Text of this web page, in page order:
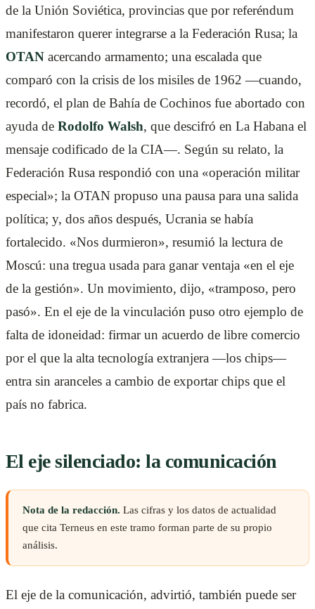
de la Unión Soviética, provincias que por referéndum
manifestaron querer integrarse a la Federación Rusa; la
OTAN acercando armamento; una escalada que
comparó con la crisis de los misiles de 1962 —cuando,
recordó, el plan de Bahía de Cochinos fue abortado con
ayuda de Rodolfo Walsh, que descifró en La Habana el
mensaje codificado de la CIA—. Según su relato, la
Federación Rusa respondió con una «operación militar
especial»; la OTAN propuso una pausa para una salida
política; y, dos años después, Ucrania se había
fortalecido. «Nos durmieron», resumió la lectura de
Moscú: una tregua usada para ganar ventaja «en el eje
de la gestión». Un movimiento, dijo, «tramposo, pero
pasó». En el eje de la vinculación puso otro ejemplo de
falta de idoneidad: firmar un acuerdo de libre comercio
por el que la alta tecnología extranjera —los chips—
entra sin aranceles a cambio de exportar chips que el
país no fabrica.
El eje silenciado: la comunicación
Nota de la redacción. Las cifras y los datos de actualidad
que cita Terneus en este tramo forman parte de su propio
análisis.
El eje de la comunicación, advirtió, también puede ser